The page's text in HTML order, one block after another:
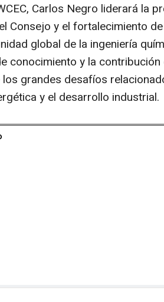
Carlos Negro liderará la
Consejo y el fortalecimiento
global de la ingeniería
conocimiento y la
grandes desafíos
y el desarrollo industrial.